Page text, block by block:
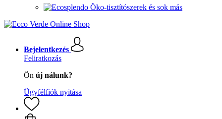
Öko-tisztítószerek és sok más
Bejelentkezés
Feliratkozás
Ön új nálunk?
Ügyfélfiók nyitása